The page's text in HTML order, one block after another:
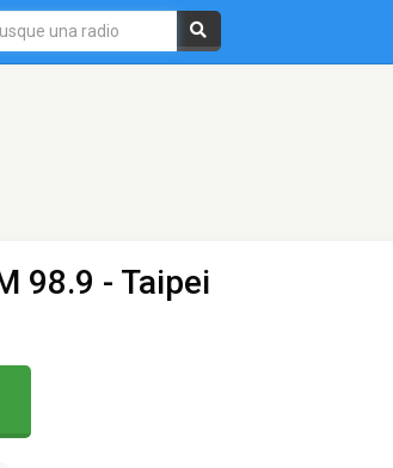
98.9 - Taipei